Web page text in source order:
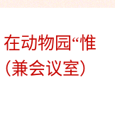
动物园“惟
兼会议室）